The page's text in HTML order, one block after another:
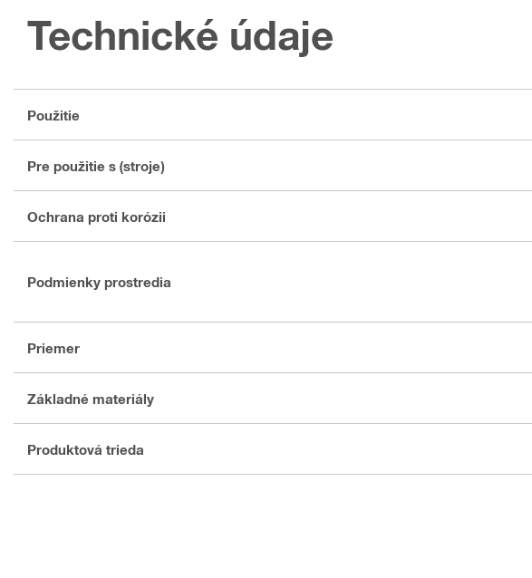
Technické údaje
Použitie
Pre použitie s (stroje)
Ochrana proti korózii
Podmienky prostredia
Priemer
Základné materiály
Produktová trieda